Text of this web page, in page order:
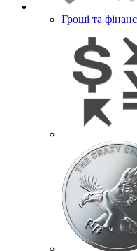
Гроші та